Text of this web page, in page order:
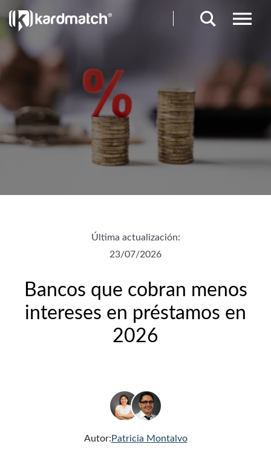
Última actualización:
23/07/2026
Bancos que cobran menos
intereses en préstamos en
2026
Autor: Patricia Montalvo